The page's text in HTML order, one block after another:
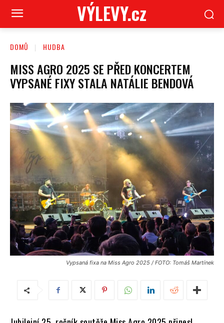
VÝLEVY.cz
DOMŮ HUDBA
MISS AGRO 2025 SE PŘED KONCERTEM
VYPSANÉ FIXY STALA NATÁLIE BENDOVÁ
Vypsaná fixa na Miss Agro 2025 / FOTO: Tomáš Martínek